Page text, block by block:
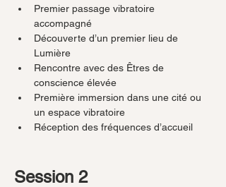
Premier passage vibratoire
accompagné
Découverte d’un premier lieu de
Lumière
Rencontre avec des Êtres de
conscience élevée
Première immersion dans une cité ou
un espace vibratoire
Réception des fréquences d’accueil
Session 2